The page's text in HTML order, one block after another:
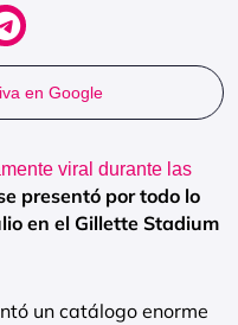
en Google
viral durante las
presentó por todo lo
en el Gillette Stadium
un catálogo enorme